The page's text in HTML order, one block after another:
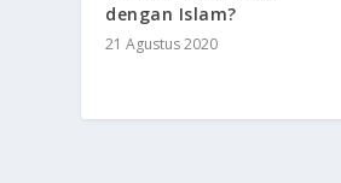
dengan Islam?
21 Agustus 2020